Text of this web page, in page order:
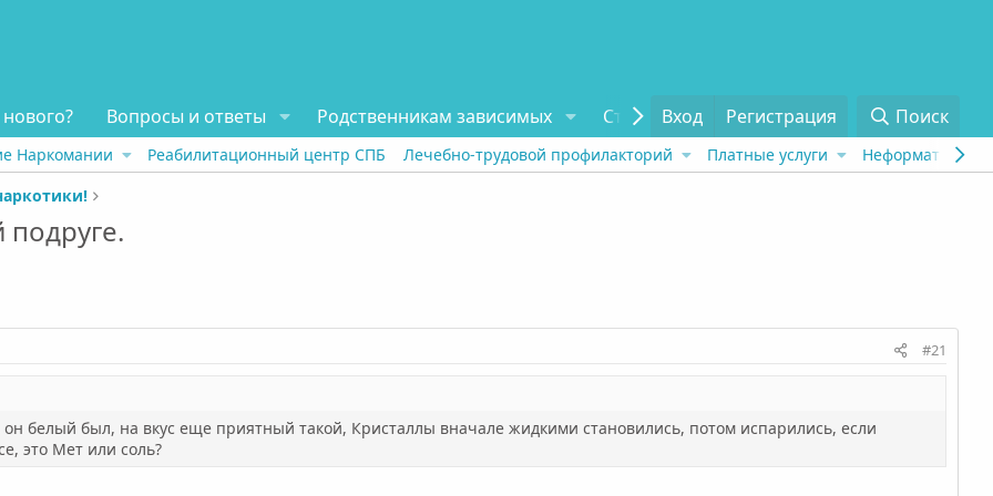
Вопросы и ответы Родственникам зависимых Статьи Отзывы О проекте
Вход Регистрация Поиск
Наркомании Реабилитационный центр СПБ Лечебно-трудовой профилакторий Платные услуги Неформат
#21
белый был, на вкус еще приятный такой, Кристаллы вначале жидкими становились, потом испарились, если
это Мет или соль?